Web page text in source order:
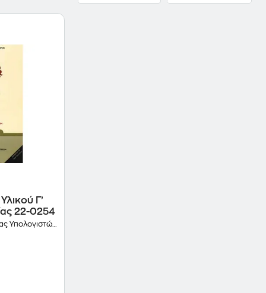
Γ’
22-0254
και Εκδόσεων Διόφαντος